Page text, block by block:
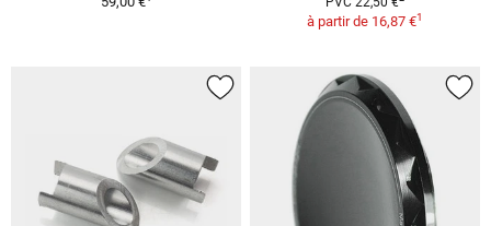
à partir de 16,87 €1